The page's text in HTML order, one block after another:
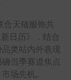
合天猫服饰共
日历》，结合
类站内外表现
当季赛道焦点
场先机。